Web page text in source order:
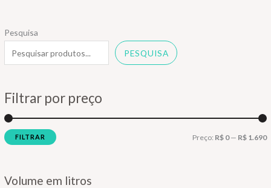
Pesquisa
PESQUISA
Filtrar por preço
PP
FILTRAR Preço: R$ 0— R$ 1.690
Volume em litros